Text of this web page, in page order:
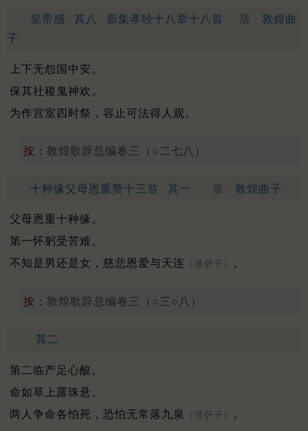
皇帝感 其八 新集孝经十八章十八首 唐 · 敦煌曲
子
上下无怨国中安。
保其社稷鬼神欢。
为作宫室四时祭，容止可法得人观。
按： 敦煌歌辞总编卷三（○二七八）
十种缘父母恩重赞十三首 其一 唐 · 敦煌曲子
父母恩重十种缘。
第一怀躬受苦难。
不知是男还是女，慈悲恩爱与天连
（菩萨子） 。
按： 敦煌歌辞总编卷三（○三○八）
其二
第二临产足心酸。
命如草上露珠悬。
两人争命各怕死，恐怕无常落九泉
（菩萨子） 。